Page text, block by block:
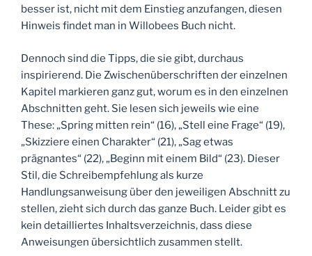
besser ist, nicht mit dem Einstieg anzufangen, diesen
Hinweis findet man in Willobees Buch nicht.
Dennoch sind die Tipps, die sie gibt, durchaus
inspirierend. Die Zwischenüberschriften der einzelnen
Kapitel markieren ganz gut, worum es in den einzelnen
Abschnitten geht. Sie lesen sich jeweils wie eine
These: „Spring mitten rein“ (16), „Stell eine Frage“ (19),
„Skizziere einen Charakter“ (21), „Sag etwas
prägnantes“ (22), „Beginn mit einem Bild“ (23). Dieser
Stil, die Schreibempfehlung als kurze
Handlungsanweisung über den jeweiligen Abschnitt zu
stellen, zieht sich durch das ganze Buch. Leider gibt es
kein detailliertes Inhaltsverzeichnis, dass diese
Anweisungen übersichtlich zusammen stellt.